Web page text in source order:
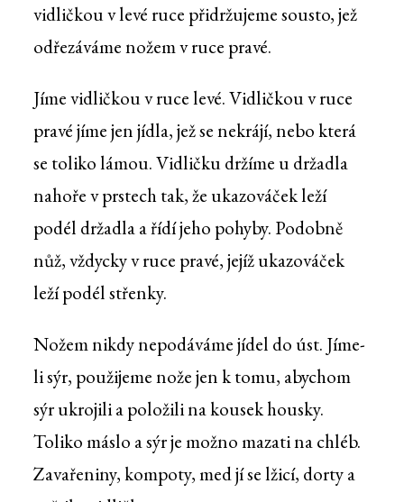
vidličkou v levé ruce přidržujeme sousto, jež
odřezáváme nožem v ruce pravé.
Jíme vidličkou v ruce levé. Vidličkou v ruce
pravé jíme jen jídla, jež se nekrájí, nebo která
se toliko lámou. Vidličku držíme u držadla
nahoře v prstech tak, že ukazováček leží
podél držadla a řídí jeho pohyby. Podobně
nůž, vždycky v ruce pravé, jejíž ukazováček
leží podél střenky.
Nožem nikdy nepodáváme jídel do úst. Jíme-
li sýr, použijeme nože jen k tomu, abychom
sýr ukrojili a položili na kousek housky.
Toliko máslo a sýr je možno mazati na chléb.
Zavařeniny, kompoty, med jí se lžicí, dorty a